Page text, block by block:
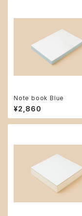
Note book Blue
¥2,860